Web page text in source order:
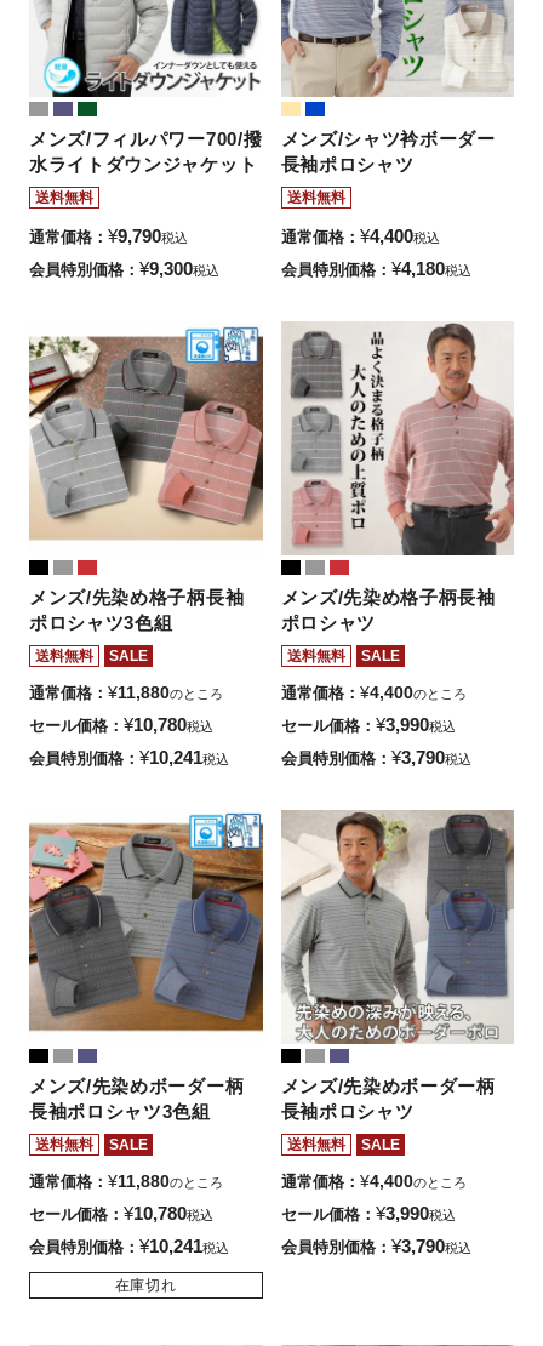
メンズ/フィルパワー700/撥
水ライトダウンジャケット
送料無料
通常価格 ¥9,790税込
会員特別価格 ¥9,300税込
メンズ/シャツ衿ボーダー
長袖ポロシャツ
送料無料
通常価格 ¥4,400税込
会員特別価格 ¥4,180税込
メンズ/先染め格子柄長袖
ポロシャツ3色組
送料無料 SALE
通常価格 ¥11,880のところ
セール価格 ¥10,780税込
会員特別価格 ¥10,241税込
メンズ/先染め格子柄長袖
ポロシャツ
送料無料 SALE
通常価格 ¥4,400のところ
セール価格 ¥3,990税込
会員特別価格 ¥3,790税込
メンズ/先染めボーダー柄
長袖ポロシャツ3色組
送料無料 SALE
通常価格 ¥11,880のところ
セール価格 ¥10,780税込
会員特別価格 ¥10,241税込
在庫切れ
メンズ/先染めボーダー柄
長袖ポロシャツ
送料無料 SALE
通常価格 ¥4,400のところ
セール価格 ¥3,990税込
会員特別価格 ¥3,790税込